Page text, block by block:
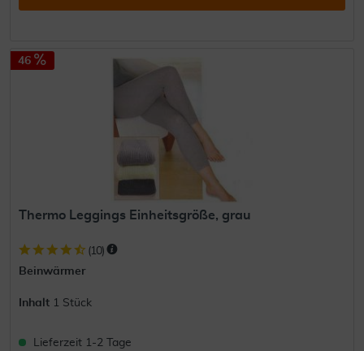
46
Thermo Leggings Einheitsgröße, grau
(10)
Beinwärmer
Inhalt 1 Stück
Lieferzeit 1-2 Tage